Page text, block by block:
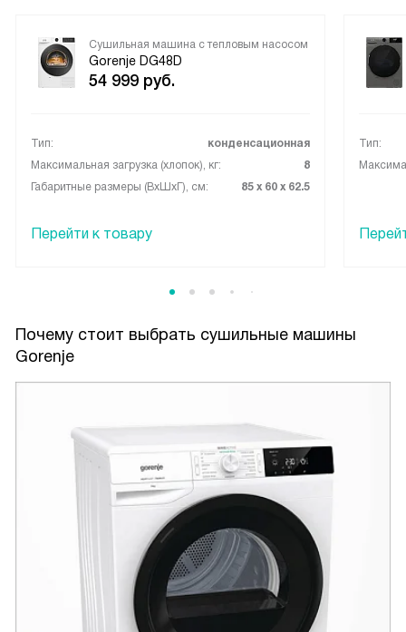
Сушильная машина с тепловым насосом
Gorenje DG48D
54 999 руб.
Тип:
конденсационная
Максимальная загрузка (хлопок), кг:
8
Габаритные размеры (ВxШxГ), см:
85 х 60 х 62.5
Перейти к товару
Тип:
Почему стоит выбрать сушильные машины
Gorenje